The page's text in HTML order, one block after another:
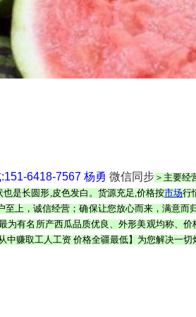
6418-7567 杨勇微信同步＞主要经
是长圆形,皮色发白。货源充足,价格按市场行
至上，诚信经营；确保让您放心而来，满意
为有名所产西瓜品质优良、外形美观均称、
中赚取工人工资 价格全疆最低】为您解决一